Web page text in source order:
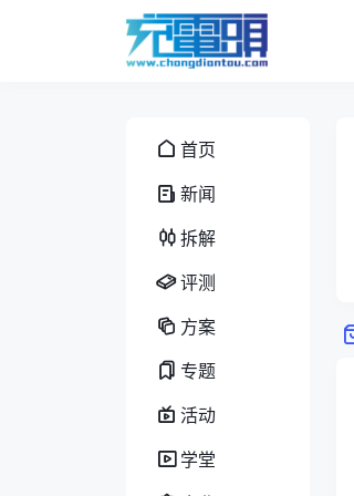
首页
新闻
拆解
评测
方案
专题
活动
学堂